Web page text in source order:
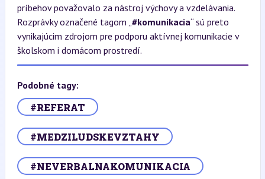
príbehov považovalo za nástroj výchovy a vzdelávania.
Rozprávky označené tagom „#komunikacia“ sú preto
vynikajúcim zdrojom pre podporu aktívnej komunikacie v
školskom i domácom prostredí.
Podobné tagy:
#REFERAT
#MEDZILUDSKEVZTAHY
#NEVERBALNAKOMUNIKACIA